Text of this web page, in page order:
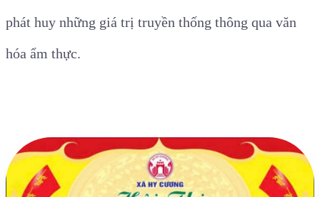
phát huy những giá trị truyền thống thông qua văn
hóa ẩm thực.